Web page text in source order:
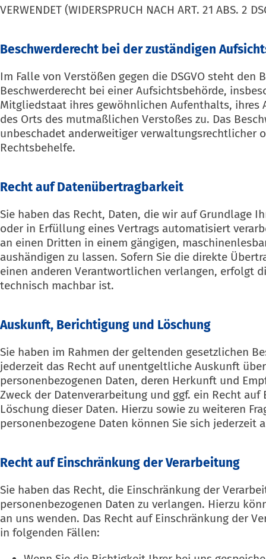
VERWENDET (WIDERSPRUCH NACH ART. 21 ABS. 2
Beschwerde­recht bei der zuständigen
Im Falle von Verstößen gegen die DSGVO steht den
Beschwerderecht bei einer Aufsichtsbehörde,
Mitgliedstaat ihres gewöhnlichen Aufenthalts, ihres
des Orts des mutmaßlichen Verstoßes zu. Das
unbeschadet anderweitiger verwaltungsrechtlicher
Rechtsbehelfe.
Recht auf Daten­übertrag­barkeit
Sie haben das Recht, Daten, die wir auf Grundlage
oder in Erfüllung eines Vertrags automatisiert
an einen Dritten in einem gängigen,
aushändigen zu lassen. Sofern Sie die direkte
einen anderen Verantwortlichen verlangen, erfolgt
technisch machbar ist.
Auskunft, Berichtigung und Löschung
Sie haben im Rahmen der geltenden gesetzlichen
jederzeit das Recht auf unentgeltliche Auskunft
personenbezogenen Daten, deren Herkunft und
Zweck der Datenverarbeitung und ggf. ein Recht
Löschung dieser Daten. Hierzu sowie zu weiteren
personenbezogene Daten können Sie sich jederzeit
Recht auf Einschränkung der Verarbeitung
Sie haben das Recht, die Einschränkung der
personenbezogenen Daten zu verlangen. Hierzu
an uns wenden. Das Recht auf Einschränkung der
in folgenden Fällen: